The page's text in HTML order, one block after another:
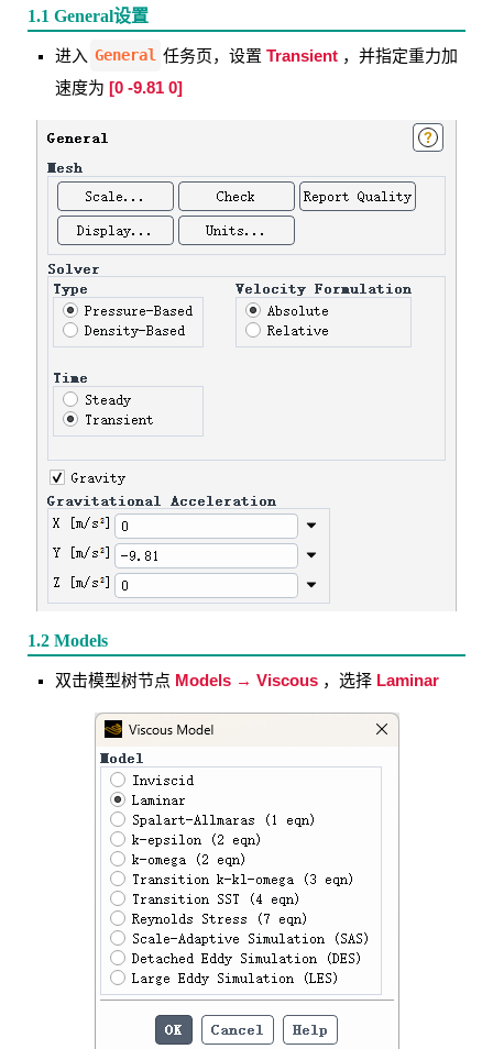
1.1 General设置
进入 General 任务页，设置 Transient ，并指定重力加
速度为 [0 -9.81 0]
1.2 Models
双击模型树节点 Models → Viscous ，选择 Laminar